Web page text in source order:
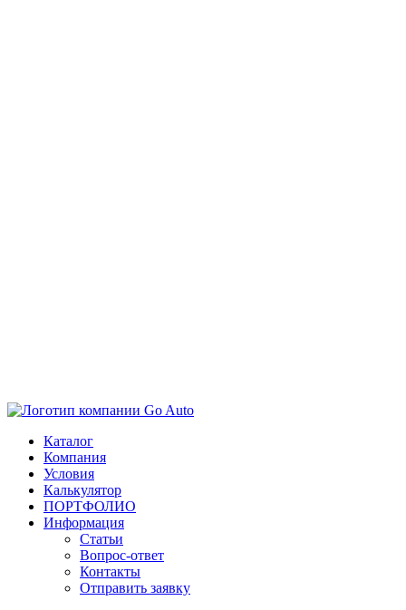
Каталог
Компания
Условия
Калькулятор
ПОРТФОЛИО
Информация
Статьи
Вопрос-ответ
Контакты
Отправить заявку